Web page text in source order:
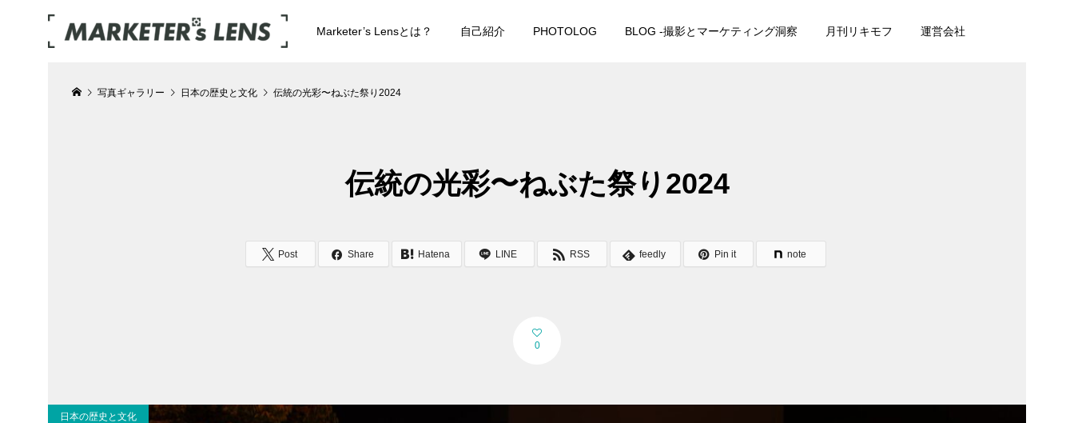
Marketer’s Lensとは？ 自己紹介 PHOTOLOG BLOG -撮影とマーケティング洞察 月刊リキモフ 運営会社
写真ギャラリー 日本の歴史と文化 伝統の光彩〜ねぶた祭り2024
伝統の光彩〜ねぶた祭り2024
Post Share Hatena LINE RSS feedly Pin it note
0
日本の歴史と文化